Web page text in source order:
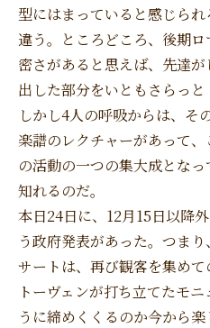
型にはまっていると感じら
違う。ところどころ、後期
密さがあると思えば、先達
出した部分をいともさらっと
しかし4人の呼吸からは、そ
楽譜のレクチャーがあって
の活動の一つの集大成とな
知れるのだ。
本日24日に、12月15日以降
う政府発表があった。つま
サートは、再び観客を集め
トーヴェンが打ち立てたモ
うに締めくくるのか今から楽